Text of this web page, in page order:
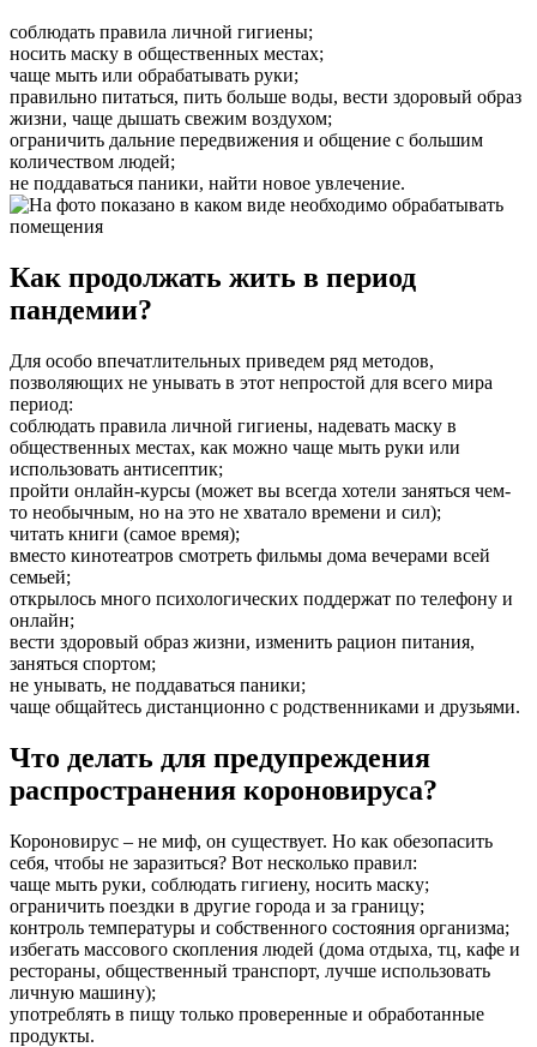
соблюдать правила личной гигиены;
носить маску в общественных местах;
чаще мыть или обрабатывать руки;
правильно питаться, пить больше воды, вести здоровый образ
жизни, чаще дышать свежим воздухом;
ограничить дальние передвижения и общение с большим
количеством людей;
не поддаваться паники, найти новое увлечение.
Как продолжать жить в период
пандемии?
Для особо впечатлительных приведем ряд методов,
позволяющих не унывать в этот непростой для всего мира
период:
соблюдать правила личной гигиены, надевать маску в
общественных местах, как можно чаще мыть руки или
использовать антисептик;
пройти онлайн-курсы (может вы всегда хотели заняться чем-
то необычным, но на это не хватало времени и сил);
читать книги (самое время);
вместо кинотеатров смотреть фильмы дома вечерами всей
семьей;
открылось много психологических поддержат по телефону и
онлайн;
вести здоровый образ жизни, изменить рацион питания,
заняться спортом;
не унывать, не поддаваться паники;
чаще общайтесь дистанционно с родственниками и друзьями.
Что делать для предупреждения
распространения короновируса?
Короновирус – не миф, он существует. Но как обезопасить
себя, чтобы не заразиться? Вот несколько правил:
чаще мыть руки, соблюдать гигиену, носить маску;
ограничить поездки в другие города и за границу;
контроль температуры и собственного состояния организма;
избегать массового скопления людей (дома отдыха, тц, кафе и
рестораны, общественный транспорт, лучше использовать
личную машину);
употреблять в пищу только проверенные и обработанные
продукты.